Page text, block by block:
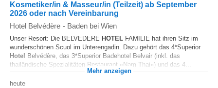
Kosmetiker/in & Masseur/in (Teilzeit) ab September
2026 oder nach Vereinbarung
Hotel Belvédère - Baden bei Wien
Unser Resort: Die BELVEDERE HOTEL FAMILIE hat ihren Sitz im
wunderschönen Scuol im Unterengadin. Dazu gehört das 4*Superior
Hotel Belvédère, das 3*Superior Badehotel Belvair (inkl. das
thailändische Spezialitäten-Restaurant «Nam Thai») und das 4...
Mehr anzeigen
heute